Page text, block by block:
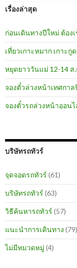
เรื่องล่าสุด
ก่อนเดินทางปีใหม่ ต้อง
เที่ยวเกาะหมาก เกาะกูด
หยุดยาววันแม่ 12-14 ส.
จองตั๋วล่วงหน้าเทศกาล
จองตั๋วรถล่วงหน้าออน
บริษัทรถทัวร์
จุดจอดรถทัวร์ (61)
บริษัทรถทัวร์ (63)
วิธีค้นหารถทัวร์ (57)
แนะนำการเดินทาง (79)
ไม่มีหมวดหมู่ (4)